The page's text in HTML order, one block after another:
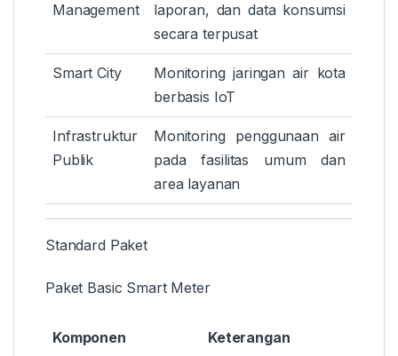
Management
laporan, dan data konsumsi
secara terpusat
Smart City
Monitoring jaringan air kota
berbasis IoT
Infrastruktur
Publik
Monitoring penggunaan air
pada fasilitas umum dan
area layanan
Standard Paket
Paket Basic Smart Meter
Komponen Keterangan